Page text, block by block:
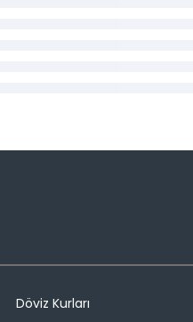
Döviz Kurları